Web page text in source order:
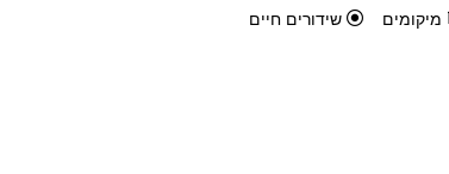
מיקומים שידורים חיים